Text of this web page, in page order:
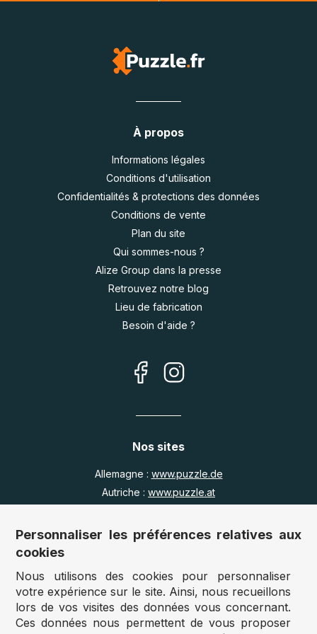
À propos
Informations légales
Conditions d'utilisation
Confidentialités & protections des données
Conditions de vente
Plan du site
Qui sommes-nous ?
Alize Group dans la presse
Retrouvez notre blog
Lieu de fabrication
Besoin d'aide ?
Nos sites
Allemagne : www.puzzle.de
Autriche : www.puzzle.at
Royaume Uni :
www.jigsawpuzzle.co.uk
Accès revendeurs / détaillants
Vous avez un magasin ?
Vous souhaitez accéder à nos prix revendeurs ?
Personnaliser les préférences relatives aux
cookies
Nous utilisons des cookies pour personnaliser
votre expérience sur le site. Ainsi, nous recueillons
lors de vos visites des données vous concernant.
Ces données nous permettent de vous proposer